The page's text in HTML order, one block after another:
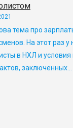
тема про
На этот раз у
в НХЛ и
заключенных…